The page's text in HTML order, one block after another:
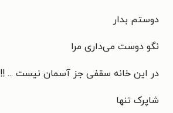
دوستم بدار
نگو دوست می‌داری مرا
در این خانه سقفی جز آسمان نیست ... !!
شاپرک تنها